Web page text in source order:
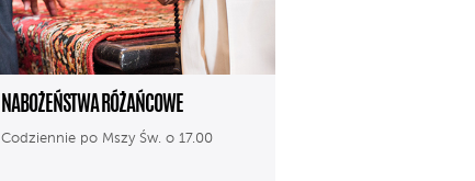
NABOŻEŃSTWA RÓŻAŃCOWE
Codziennie po Mszy Św. o 17.00